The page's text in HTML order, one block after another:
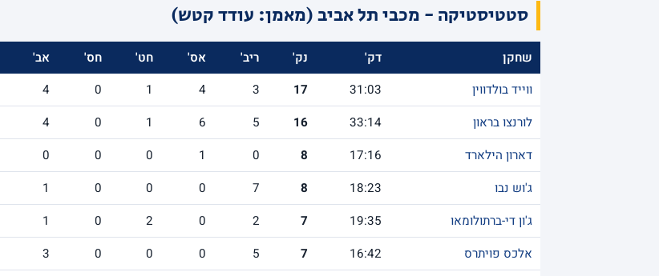
סטטיסטיקה - מכבי תל אביב (מאמן: עודד קטש)
שחקן דק' נק' ריב' אס' חט' חס' אב'
ווייד בולדווין
31:03
17
3
4
1
0
4
לורנצו בראון
33:14
16
5
6
1
0
4
דארון הילארד
17:16
8
0
1
0
0
0
ג'וש נבו
18:23
8
7
0
0
0
1
ג'ון די-ברתולומאו
19:35
7
2
0
2
0
1
אלכס פויתרס
16:42
7
5
0
0
0
3